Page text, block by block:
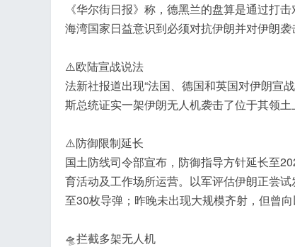
《华尔街日报》称，德黑兰的盘算是通过打
海湾国家日益意识到必须对抗伊朗并对伊朗
⚠️欧陆宣战说法
法新社报道出现“法国、德国和英国对伊朗宣
斯总统证实一架伊朗无人机袭击了位于其领土
⚠️防御限制延长
国土防线司令部宣布，防御指导方针延长至
育活动及工作场所运营。以军评估伊朗正尝
至30枚导弹；昨晚未出现大规模齐射，但曾
🛸拦截多架无人机